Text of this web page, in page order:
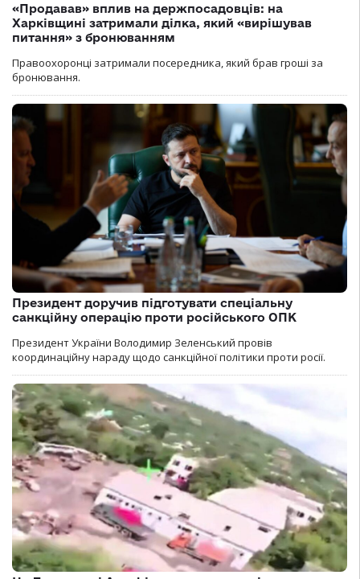
«Продавав» вплив на держпосадовців: на
Харківщині затримали ділка, який «вирішував
питання» з бронюванням
Правоохоронці затримали посередника, який брав гроші за
бронювання.
Президент доручив підготувати спеціальну
санкційну операцію проти російського ОПК
Президент України Володимир Зеленський провів
координаційну нараду щодо санкційної політики проти росії.